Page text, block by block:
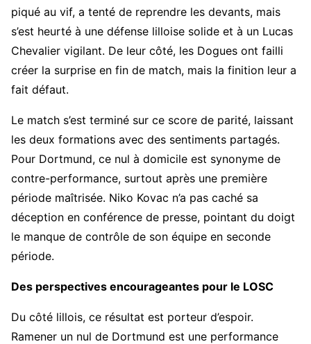
piqué au vif, a tenté de reprendre les devants, mais
s’est heurté à une défense lilloise solide et à un Lucas
Chevalier vigilant. De leur côté, les Dogues ont failli
créer la surprise en fin de match, mais la finition leur a
fait défaut.
Le match s’est terminé sur ce score de parité, laissant
les deux formations avec des sentiments partagés.
Pour Dortmund, ce nul à domicile est synonyme de
contre-performance, surtout après une première
période maîtrisée. Niko Kovac n’a pas caché sa
déception en conférence de presse, pointant du doigt
le manque de contrôle de son équipe en seconde
période.
Des perspectives encourageantes pour le LOSC
Du côté lillois, ce résultat est porteur d’espoir.
Ramener un nul de Dortmund est une performance